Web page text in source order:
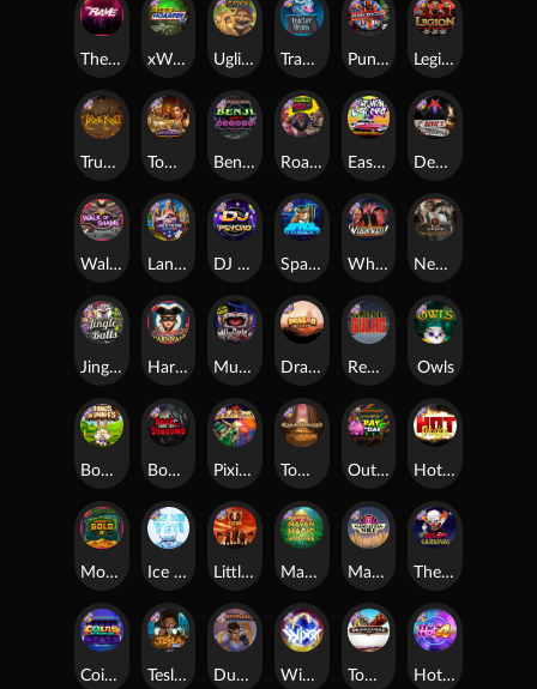
Munchies
Nexus Tombstone RIP
Outsourced: Payday
Manhattan Goes Wild
Roadkill
Book Of Shadows
Tractor Beam
Hot Nudge
Space Donkey
Land of the Free
Monkey's Gold xPays Little Bighorn
Benji Killed in Vegas Devil's Crossroad
Tomb of Nefertiti
Tomb of Akhenaten
Dragon Tribe
Tesla Jolt Dungeon Quest
Coins of Fortune
Mayan Magic Wildfire
WiXX
Legion X
Bonus Bunnies
DJ Psycho
Hot 4 Cash
Tombstone
Owls
Punk Rocker
East Coast Vs West Coast
The Creepy Carnival
Whacked
Jingle Balls Harlequin Carnival
Walk of Shame
Pixies vs Pirates
xWays Hoarder xSplit
Ice Ice Yeti
Remember Gulag
True kult
Ugliest Catch
The Rave